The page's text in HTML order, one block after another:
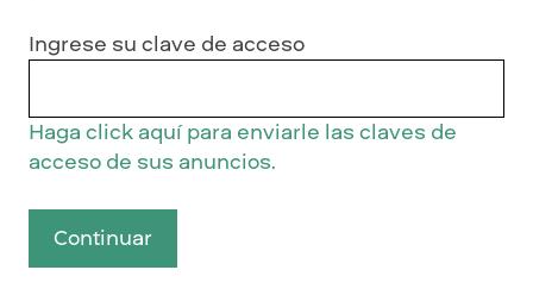
Ingrese su clave de acceso
Haga click aquí para enviarle las claves de
acceso de sus anuncios.